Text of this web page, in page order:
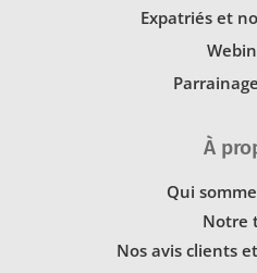
Expatriés et
À
Qui
Notre
Nos avis clients